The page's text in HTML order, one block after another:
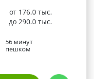
от 176.0 тыс.
до 290.0 тыс.
56 минут
пешком